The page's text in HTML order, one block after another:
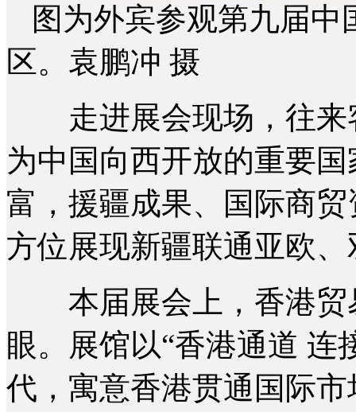
图为外宾参观第九届
区。袁鹏冲 摄
走进展会现场，往来
为中国向西开放的重要
富，援疆成果、国际商
方位展现新疆联通亚欧
本届展会上，香港贸
眼。展馆以“香港通道 连
代，寓意香港贯通国际